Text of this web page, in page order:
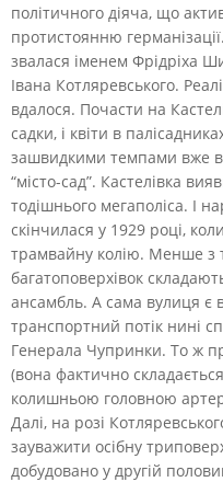
політичного діяча, що
протистоянню
звалася іменем Фрідріха
Івана Котляревського.
вдалося. Почасти на
садки, і квіти в
зашвидкими темпами вже в
“місто-сад”. Кастелівка
тодішнього мегаполіса. І
скінчилася у 1929 році,
трамвайну колію. Менше з
багатоповерхівок
ансамбль. А сама вулиця є
транспортний потік нині
Генерала Чупринки. То ж
(вона фактично
колишньою головною
Далі, на розі
зауважити осібну
добудовано у другій